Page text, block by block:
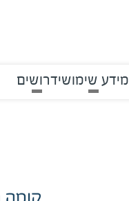
מידע שימושידרושים